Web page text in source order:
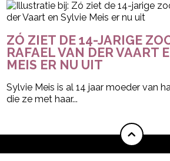
ZÓ ZIET DE 14-JARIGE
RAFAEL VAN DER VAART
MEIS ER NU UIT
Sylvie Meis is al 14 jaar moeder van
die ze met haar...